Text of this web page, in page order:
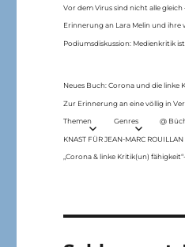
Vor dem Virus sind nicht alle
Erinnerung an Lara Melin und
Podiumsdiskussion: Medienkritik
Neues Buch: Corona und die linke
Zur Erinnerung an eine völlig in
Themen Genres @
KNAST FÜR JEAN-MARC
„Corona & linke Kritik(un)